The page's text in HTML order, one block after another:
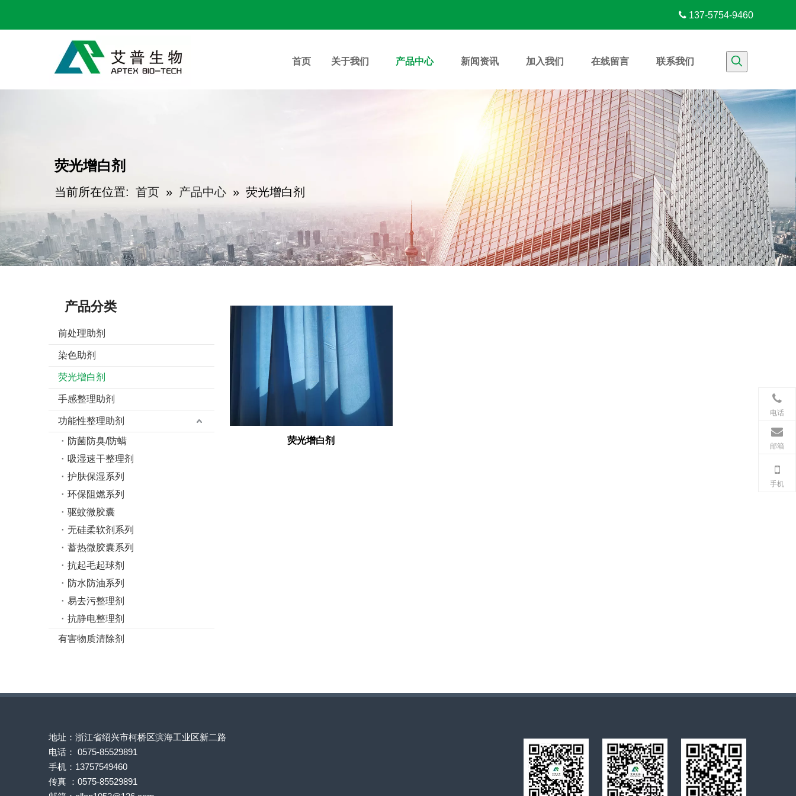
 137-5754-9460
首页 关于我们 产品中心 新闻资讯 加入我们 在线留言 联系我们
荧光增白剂
当前所在位置: 首页 » 产品中心 » 荧光增白剂
产品分类
前处理助剂
染色助剂
荧光增白剂
手感整理助剂
功能性整理助剂
防菌防臭/防螨
吸湿速干整理剂
护肤保湿系列
环保阻燃系列
驱蚊微胶囊
无硅柔软剂系列
蓄热微胶囊系列
抗起毛起球剂
防水防油系列
易去污整理剂
抗静电整理剂
有害物质清除剂
荧光增白剂
地址：浙江省绍兴市柯桥区滨海工业区新二路
电话： 0575-85529891
手机：13757549460
传真 ：0575-85529891
电话
邮箱
手机